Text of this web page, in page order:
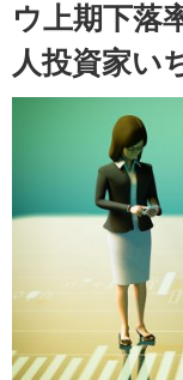
ウ上期下落
人投資家い